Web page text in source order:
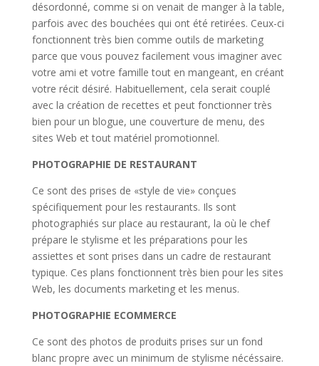
désordonné, comme si on venait de manger à la table,
parfois avec des bouchées qui ont été retirées. Ceux-ci
fonctionnent très bien comme outils de marketing
parce que vous pouvez facilement vous imaginer avec
votre ami et votre famille tout en mangeant, en créant
votre récit désiré. Habituellement, cela serait couplé
avec la création de recettes et peut fonctionner très
bien pour un blogue, une couverture de menu, des
sites Web et tout matériel promotionnel.
PHOTOGRAPHIE DE RESTAURANT
Ce sont des prises de «style de vie» conçues
spécifiquement pour les restaurants. Ils sont
photographiés sur place au restaurant, la où le chef
prépare le stylisme et les préparations pour les
assiettes et sont prises dans un cadre de restaurant
typique. Ces plans fonctionnent très bien pour les sites
Web, les documents marketing et les menus.
PHOTOGRAPHIE ECOMMERCE
Ce sont des photos de produits prises sur un fond
blanc propre avec un minimum de stylisme nécéssaire.